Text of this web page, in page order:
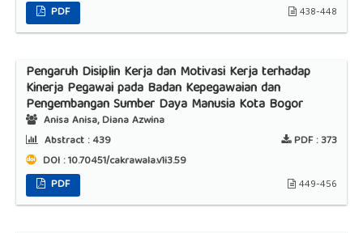
PDF
438-448
Pengaruh Disiplin Kerja dan Motivasi Kerja terhadap
Kinerja Pegawai pada Badan Kepegawaian dan
Pengembangan Sumber Daya Manusia Kota Bogor
Anisa Anisa, Diana Azwina
Abstract :439 PDF :373
DOI : 10.70451/cakrawala.v1i3.59
PDF
449-456